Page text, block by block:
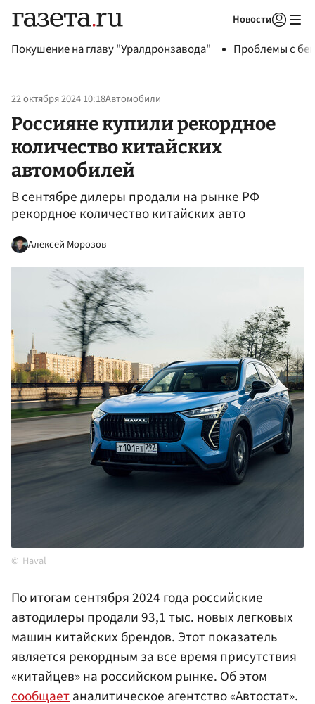
Новости
Покушение на главу "Уралдронзавода" Проблемы с
22 октября 2024 10:18Автомобили
Россияне купили рекордное
количество китайских
автомобилей
В сентябре дилеры продали на рынке РФ
рекордное количество китайских авто
Алексей Морозов
Haval
По итогам сентября 2024 года российские
автодилеры продали 93,1 тыс. новых легковых
машин китайских брендов. Этот показатель
является рекордным за все время присутствия
«китайцев» на российском рынке. Об этом
сообщаетаналитическое агентство «Автостат».